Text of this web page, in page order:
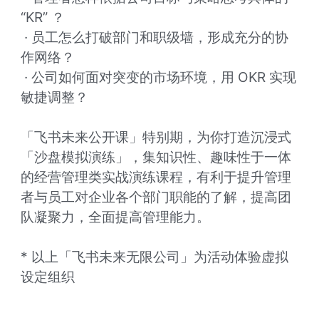
“KR” ？
作网络？
敏捷调整？
「飞书未来公开课」特别期，为你打造沉浸式
「沙盘模拟演练」，集知识性、趣味性于一体
的经营管理类实战演练课程，有利于提升管理
者与员工对企业各个部门职能的了解，提高团
队凝聚力，全面提高管理能力。
* 以上「飞书未来无限公司」为活动体验虚拟
设定组织